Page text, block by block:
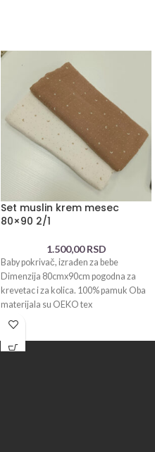
Set muslin krem mesec
80×90 2/1
1.500,00RSD
Baby pokrivač, izrađen za bebe
Dimenzija 80cmx90cm pogodna za
krevetac i za kolica. 100% pamuk Oba
materijala su OEKO tex